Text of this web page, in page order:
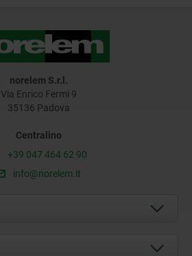
norelem S.r.l.
Via Enrico Fermi 9
35136 Padova
Centralino
+39 047 464 62 90
info@norelem.it